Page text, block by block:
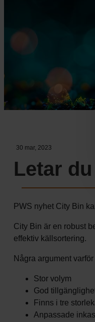
30 mar, 2023
Letar
PWS nyhet City Bin
City Bin är en robust
effektiv källsortering.
Några argument
Stor volym
God
Finns i tre
Anpassade